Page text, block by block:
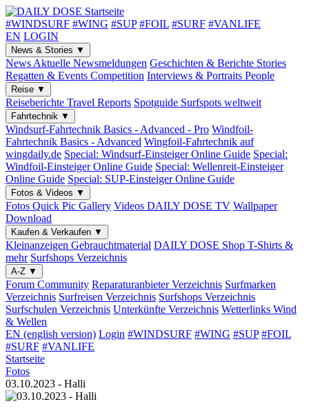
#WINDSURF #WING #SUP #FOIL #SURF #VANLIFE
EN LOGIN
News & Stories ▼
News Aktuelle Newsmeldungen Geschichten & Berichte Stories
Regatten & Events Competition Interviews & Portraits People
Reise ▼
Reiseberichte Travel Reports Spotguide Surfspots weltweit
Fahrtechnik ▼
Windsurf-Fahrtechnik Basics - Advanced - Pro Windfoil-
Fahrtechnik Basics - Advanced Wingfoil-Fahrtechnik auf
wingdaily.de Special: Windsurf-EinsteigerOnline Guide Special:
Windfoil-EinsteigerOnline Guide Special: Wellenreit-Einsteiger
Online Guide Special: SUP-EinsteigerOnline Guide
Fotos & Videos ▼
Fotos Quick Pic Gallery Videos DAILY DOSE TV Wallpaper
Download
Kaufen & Verkaufen ▼
Kleinanzeigen Gebrauchtmaterial DAILY DOSE Shop T-Shirts &
mehr Surfshops Verzeichnis
A-Z ▼
Forum Community ReparaturanbieterVerzeichnis Surfmarken
Verzeichnis Surfreisen Verzeichnis Surfshops Verzeichnis
Surfschulen Verzeichnis Unterkünfte Verzeichnis Wetterlinks Wind
& Wellen
EN (english version) Login #WINDSURF #WING #SUP #FOIL
#SURF #VANLIFE
Startseite
Fotos
03.10.2023 - Halli